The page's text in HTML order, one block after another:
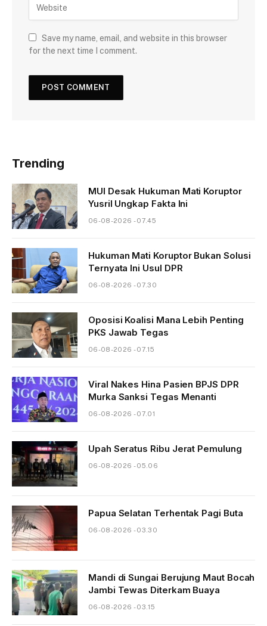
Save my name, email, and website in this browser
for the next time I comment.
Trending
MUI Desak Hukuman Mati Koruptor
Yusril Ungkap Fakta Ini
06-08-2026 - 07.45
Hukuman Mati Koruptor Bukan Solusi
Ternyata Ini Usul DPR
06-08-2026 - 07.30
Oposisi Koalisi Mana Lebih Penting
PKS Jawab Tegas
06-08-2026 - 07.15
Viral Nakes Hina Pasien BPJS DPR
Murka Sanksi Tegas Menanti
06-08-2026 - 07.01
Upah Seratus Ribu Jerat Pemulung
06-08-2026 - 05.06
Papua Selatan Terhentak Pagi Buta
06-08-2026 - 03.30
Mandi di Sungai Berujung Maut Bocah
Jambi Tewas Diterkam Buaya
06-08-2026 - 03.15